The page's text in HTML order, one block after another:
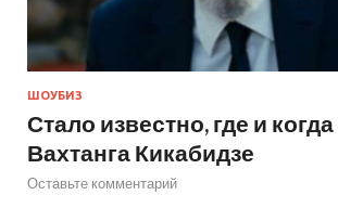
ШОУБИЗ
Стало известно, где и
Вахтанга Кикабидзе
Оставьте комментарий